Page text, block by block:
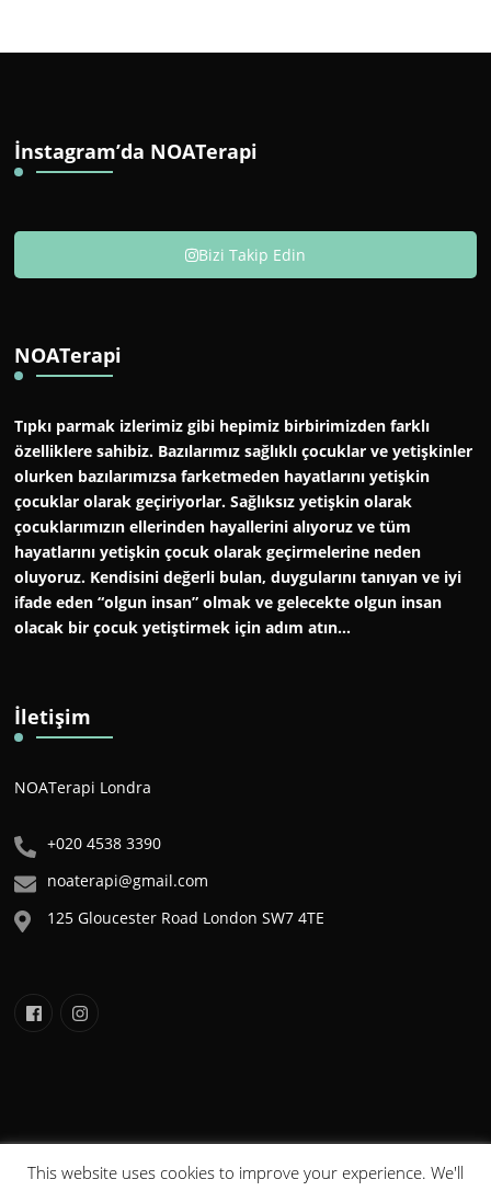
İnstagram’da NOATerapi
Bizi Takip Edin
NOATerapi
Tıpkı parmak izlerimiz gibi hepimiz birbirimizden farklı
özelliklere sahibiz. Bazılarımız sağlıklı çocuklar ve yetişkinler
olurken bazılarımızsa farketmeden hayatlarını yetişkin
çocuklar olarak geçiriyorlar. Sağlıksız yetişkin olarak
çocuklarımızın ellerinden hayallerini alıyoruz ve tüm
hayatlarını yetişkin çocuk olarak geçirmelerine neden
oluyoruz. Kendisini değerli bulan, duygularını tanıyan ve iyi
ifade eden “olgun insan” olmak ve gelecekte olgun insan
olacak bir çocuk yetiştirmek için adım atın…
İletişim
NOATerapi Londra
+020 4538 3390
noaterapi@gmail.com
125 Gloucester Road London SW7 4TE
NOA©2020 . Tüm Hakları Saklıdır. Bu sitede yer alan
This website uses cookies to improve your experience. We'll